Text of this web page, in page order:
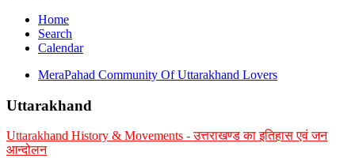
Home
Search
Calendar
MeraPahad Community Of Uttarakhand Lovers
Uttarakhand
Uttarakhand History & Movements - उत्तराखण्ड का इतिहास एवं जन
आन्दोलन